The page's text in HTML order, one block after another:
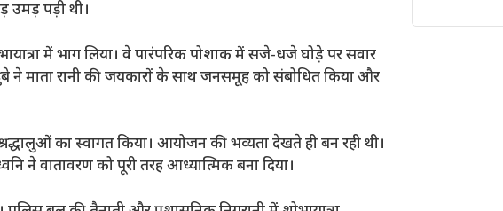
उमड़ पड़ी थी।
में भाग लिया। वे पारंपरिक पोशाक में सजे-धजे घोड़े पर सवार
ने माता रानी की जयकारों के साथ जनसमूह को संबोधित किया और
का स्वागत किया। आयोजन की भव्यता देखते ही बन रही थी।
ने वातावरण को पूरी तरह आध्यात्मिक बना दिया।